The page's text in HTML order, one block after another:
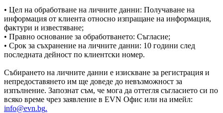
• Цел на обработване на личните данни: Получаване на
информация от клиента относно изпращане на информация,
фактури и известяване;
• Правно основание за обработването: Съгласие;
• Срок за съхранение на личните данни: 10 години след
последната дейност по клиентски номер.
Събирането на личните данни е изискване за регистрация и
непредоставянето им ще доведе до невъзможност за
изпълнение. Запознат съм, че мога да оттегля съгласието си по
всяко време чрез заявление в EVN Офис или на имейл:
info@evn.bg.